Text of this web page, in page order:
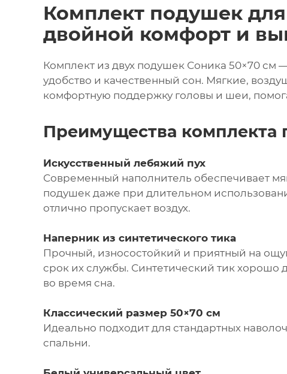
Комплект подушек
двойной комфорт и
Комплект из двух подушек Соника 50×70 см
удобство и качественный сон. Мягкие,
комфортную поддержку головы и шеи,
Преимущества комплекта
Искусственный лебяжий пух
Современный наполнитель обеспечивает
подушек даже при длительном
отлично пропускает воздух.
Наперник из синтетического тика
Прочный, износостойкий и приятный на
срок их службы. Синтетический тик
во время сна.
Классический размер 50×70 см
Идеально подходит для стандартных
спальни.